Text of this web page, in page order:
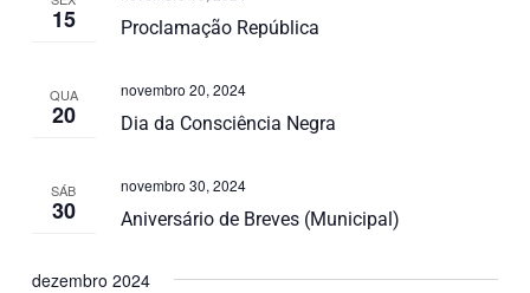
15 Proclamação República
QUA
20 Dia da Consciência Negra
novembro 20, 2024
SÁB
30 Aniversário de Breves (Municipal)
novembro 30, 2024
dezembro 2024